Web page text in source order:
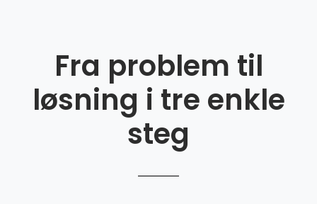
Fra problem til
løsning i tre enkle
steg